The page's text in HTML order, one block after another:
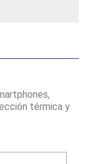
térmica y